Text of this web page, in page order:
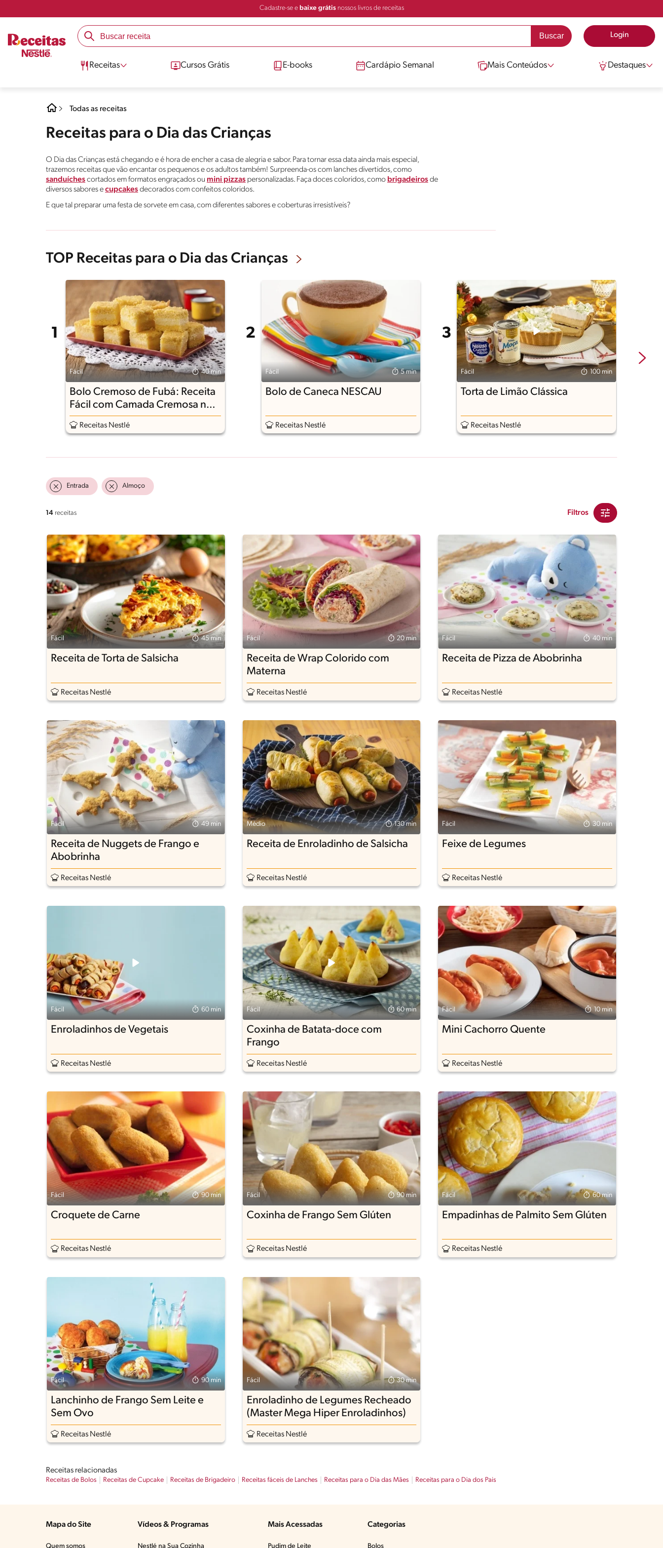
Cadastre-se e baixe grátisnossos livros de receitas
Login
Receitas Cursos Grátis E-books Cardápio Semanal Mais Conteúdos Destaques
Todas as receitas
Receitas para o Dia das Crianças
O Dia das Crianças está chegando e é hora de encher a casa de alegria e sabor. Para tornar essa data ainda mais especial,
trazemos receitas que vão encantar os pequenos e os adultos também! Surpreenda-os com lanches divertidos, como
sanduíchescortados em formatos engraçados ou mini pizzas personalizadas. Faça doces coloridos, como brigadeirosde
diversos sabores ecupcakesdecorados com confeitos coloridos.
E que tal preparar uma festa de sorvete em casa, com diferentes sabores e coberturas irresistíveis?
TOP Receitas para o Dia das Crianças
Fácil 40 min
Bolo Cremoso de Fubá: Receita
Fácil com Camada Cremosa no
Meio
Receitas Nestlé
Fácil 5 min
Bolo de Caneca NESCAU
Receitas Nestlé
Fácil 100 min
Torta de Limão Clássica
Receitas Nestlé
Entrada Almoço
14 receitas Filtros
Fácil 45 min
Receita de Torta de Salsicha
Receitas Nestlé
Fácil 20 min
Receita de Wrap Colorido com
Materna
Receitas Nestlé
Fácil 40 min
Receita de Pizza de Abobrinha
Receitas Nestlé
Fácil 49 min
Receita de Nuggets de Frango e
Abobrinha
Receitas Nestlé
Médio 130 min
Receita de Enroladinho de Salsicha
Receitas Nestlé
Fácil 30 min
Feixe de Legumes
Receitas Nestlé
Fácil 60 min
Enroladinhos de Vegetais
Receitas Nestlé
Fácil 60 min
Coxinha de Batata-doce com
Frango
Receitas Nestlé
Fácil 10 min
Mini Cachorro Quente
Receitas Nestlé
Fácil 90 min
Croquete de Carne
Receitas Nestlé
Fácil 90 min
Coxinha de Frango Sem Glúten
Receitas Nestlé
Fácil 60 min
Empadinhas de Palmito Sem Glúten
Receitas Nestlé
Fácil 90 min
Lanchinho de Frango Sem Leite e
Sem Ovo
Receitas Nestlé
Fácil 30 min
Enroladinho de Legumes Recheado
(Master Mega Hiper Enroladinhos)
Receitas Nestlé
Receitas relacionadas
Receitas de Bolos Receitas de Cupcake Receitas de Brigadeiro Receitas fáceis de Lanches Receitas para o Dia das Mães Receitas para o Dia dos Pais
Mapa do Site
Quem somos
Vídeos & Programas​
Nestlé na Sua Cozinha
Mais Acessadas
Pudim de Leite
Categorias
Bolos